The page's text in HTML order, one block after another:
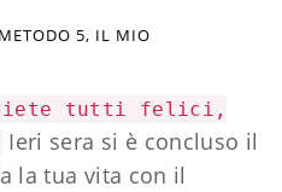
5, IL MIO
tutti felici,
Ieri sera si è concluso il
la tua vita con il